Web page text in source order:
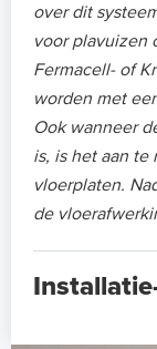
over dit
voor plavuizen
Fermacell- of
worden met
Ook wanneer
is, is het aan te
vloerplaten.
de